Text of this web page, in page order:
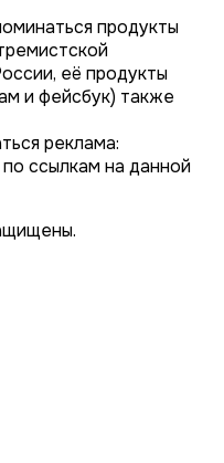
продукты
её продукты
и фейсбук) также
реклама:
ссылкам на данной